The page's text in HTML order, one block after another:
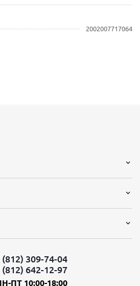
2002007717064
(812) 309-74-04
(812) 642-12-97
ПТ 10:00-18:00